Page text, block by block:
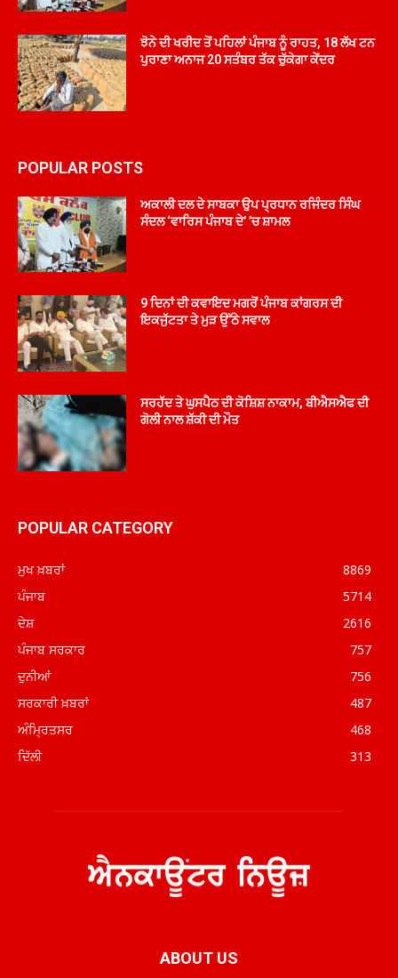
ਝੋਨੇ ਦੀ ਖਰੀਦ ਤੋਂ ਪਹਿਲਾਂ ਪੰਜਾਬ ਨੂੰ ਰਾਹਤ, 18 ਲੱਖ ਟਨ
ਪੁਰਾਣਾ ਅਨਾਜ 20 ਸਤੰਬਰ ਤੱਕ ਚੁੱਕੇਗਾ ਕੇਂਦਰ
POPULAR POSTS
ਅਕਾਲੀ ਦਲ ਦੇ ਸਾਬਕਾ ਉਪ ਪ੍ਰਧਾਨ ਰਜਿੰਦਰ ਸਿੰਘ
ਸੰਦਲ ‘ਵਾਰਿਸ ਪੰਜਾਬ ਦੇ’ ’ਚ ਸ਼ਾਮਲ
9 ਦਿਨਾਂ ਦੀ ਕਵਾਇਦ ਮਗਰੋਂ ਪੰਜਾਬ ਕਾਂਗਰਸ ਦੀ
ਇਕਜੁੱਟਤਾ ਤੇ ਮੁੜ ਉੱਠੇ ਸਵਾਲ
ਸਰਹੱਦ ਤੇ ਘੁਸਪੈਠ ਦੀ ਕੋਸ਼ਿਸ਼ ਨਾਕਾਮ, ਬੀਐਸਐਫ ਦੀ
ਗੋਲੀ ਨਾਲ ਸ਼ੱਕੀ ਦੀ ਮੌਤ
POPULAR CATEGORY
ਮੁਖ ਖ਼ਬਰਾਂ
8869
ਪੰਜਾਬ
5714
ਦੇਸ਼
2616
ਪੰਜਾਬ ਸਰਕਾਰ
757
ਦੁਨੀਆਂ
756
ਸਰਕਾਰੀ ਖ਼ਬਰਾਂ
487
ਅੰਮ੍ਰਿਤਸਰ
468
ਦਿੱਲੀ
313
ABOUT US